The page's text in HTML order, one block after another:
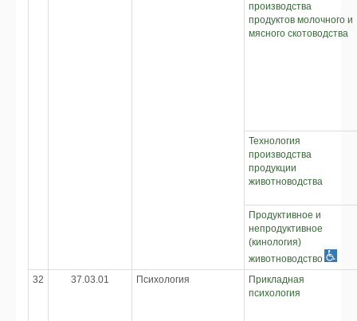
производства
продуктов молочного и
мясного скотоводства
Технология
производства
продукции
животноводства
Продуктивное и
непродуктивное
(кинология)
животноводство
32
37.03.01 Психология
Прикладная
психология